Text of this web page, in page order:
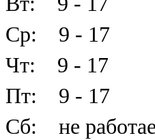
Ср: 9 - 17
Чт: 9 - 17
Пт: 9 - 17
Сб: не